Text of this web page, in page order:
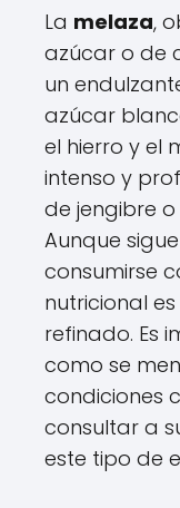
La melaza,
azúcar o de
un
azúcar
el hierro y el
intenso y
de jengibre
Aunque
consumirse
nutricional
refinado. Es
como se
condiciones
consultar a
este tipo de